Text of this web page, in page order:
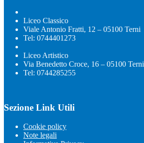
Liceo Classico
Viale Antonio Fratti, 12 – 05100 Terni
Tel: 0744401273
Liceo Artistico
Via Benedetto Croce, 16 – 05100 Terni
Tel: 0744285255
Sezione Link Utili
Cookie policy
Note legali